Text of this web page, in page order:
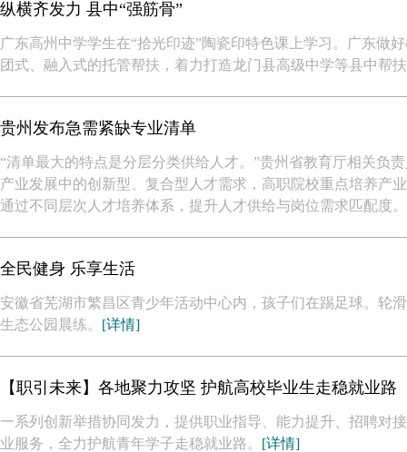
纵横齐发力 县中“强筋骨”
广东高州中学学生在“拾光印迹”陶瓷印特色课上学习。广东做
团式、融入式的托管帮扶，着力打造龙门县高级中学等县中帮
贵州发布急需紧缺专业清单
“清单最大的特点是分层分类供给人才。”贵州省教育厅相关负
产业发展中的创新型、复合型人才需求，高职院校重点培养产
通过不同层次人才培养体系，提升人才供给与岗位需求匹配度。
全民健身 乐享生活
安徽省芜湖市繁昌区青少年活动中心内，孩子们在踢足球。轮
生态公园晨练。 [详情]
【职引未来】各地聚力攻坚 护航高校毕业生走稳就业路
一系列创新举措协同发力，提供职业指导、能力提升、招聘对
业服务，全力护航青年学子走稳就业路。 [详情]